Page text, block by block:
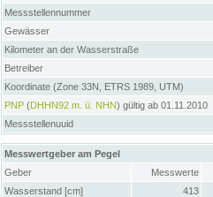
Messstellennummer
Gewässer
Kilometer an der Wasserstraße
Betreiber
Koordinate (Zone 33N, ETRS 1989, UTM)
PNP (DHHN92 m. ü. NHN) gültig ab 01.11.2010
Messstellenuuid
Messwertgeber am Pegel
Geber
Messwerte
Wasserstand [cm]
413